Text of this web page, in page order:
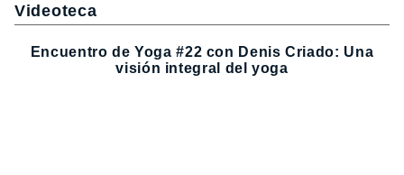
Videoteca
Encuentro de Yoga #22 con Denis Criado: Una
visión integral del yoga